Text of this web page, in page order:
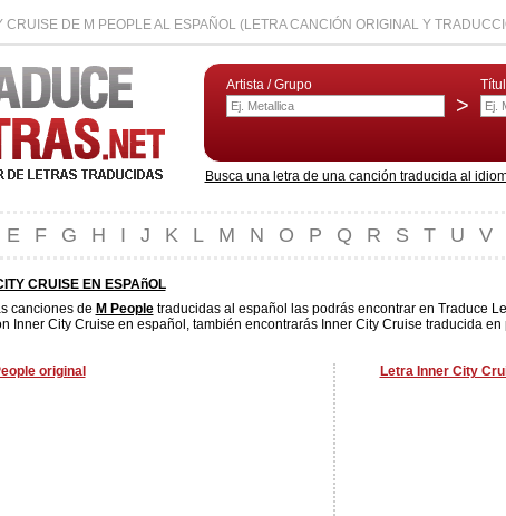
CRUISE DE M PEOPLE AL ESPAÑOL (LETRA CANCIÓN ORIGINAL Y
Artista / Grupo
>
Busca una letra de una canción traducida al
E F G H I J K L M N O P Q R S T U V
CRUISE EN ESPAñOL
canciones de M Peopletraducidas al español las podrás encontrar en Traduce
Inner City Cruise en español, también encontrarás Inner City Cruise traducida
original Letra Inner City